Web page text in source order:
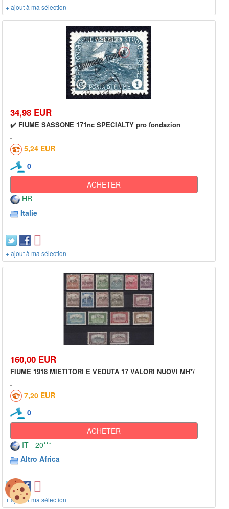
+ ajout à ma sélection
34,98 EUR
✔️ FIUME SASSONE 171nc SPECIALTY pro fondazion
5,24 EUR
0
ACHETER
HR
Italie
+ ajout à ma sélection
160,00 EUR
FIUME 1918 MIETITORI E VEDUTA 17 VALORI NUOVI MH*/
7,20 EUR
0
ACHETER
IT - 20***
Altro Africa
+ ajout à ma sélection